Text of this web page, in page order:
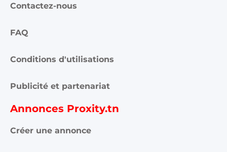
Contactez-nous
FAQ
Conditions d'utilisations
Publicité et partenariat
Annonces Proxity.tn
Créer une annonce